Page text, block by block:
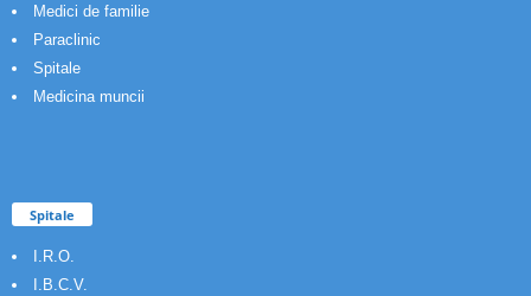
Medici de familie
Paraclinic
Spitale
Medicina muncii
Spitale
I.R.O.
I.B.C.V.